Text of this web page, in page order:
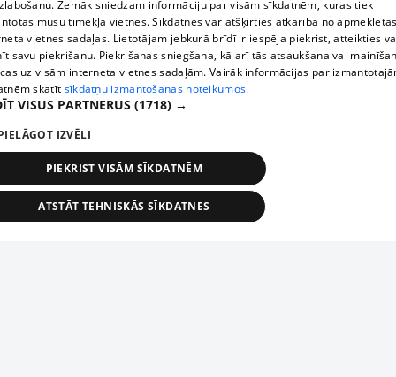
Zemāk sniedzam informāciju par visām sīkdatnēm, kuras tiek
mūsu tīmekļa vietnēs. Sīkdatnes var atšķirties atkarībā no
vietnes sadaļas. Lietotājam jebkurā brīdī ir iespēja piekrist, atteikties
savu piekrišanu. Piekrišanas sniegšana, kā arī tās atsaukšana vai
uz visām interneta vietnes sadaļām. Vairāk informācijas par
skatīt sīkdatņu izmantošanas noteikumos.
VISUS PARTNERUS (1718) →
IZVĒLI
PIEKRIST VISĀM SĪKDATNĒM
ATSTĀT TEHNISKĀS SĪKDATNES